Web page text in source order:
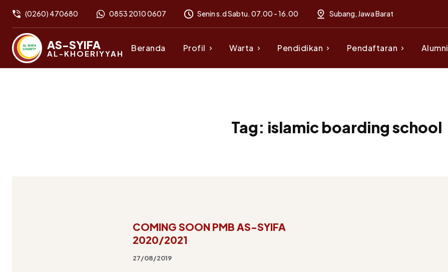
(0260) 470680 0853 2010 0607 Senin s.d Sabtu. 07.00 - 16.00 Subang, Jawa Barat
AS-SYIFA
AL-KHOERIYYAH Beranda Profil Warta Pendidikan Pendaftaran Alumni
Tag: islamic boarding school
COMING SOON PMB AS-SYIFA
2020/2021
27/08/2019